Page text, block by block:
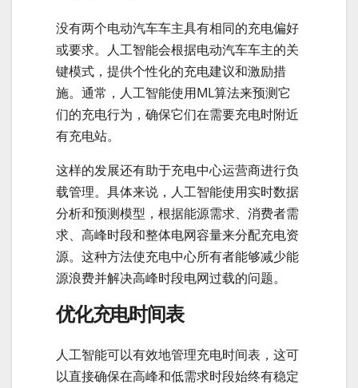
没有两个电动汽车车主具有相同的充电偏好
或要求。人工智能会根据电动汽车车主的关
键模式，提供个性化的充电建议和激励措
施。通常，人工智能使用ML算法来预测它
们的充电行为，确保它们在需要充电时附近
有充电站。
这样的发展还有助于充电中心运营商进行负
载管理。具体来说，人工智能使用实时数据
分析和预测模型，根据能源需求、消费者需
求、高峰时段和整体电网容量来分配充电资
源。这种方法使充电中心所有者能够减少能
源浪费并解决高峰时段电网过载的问题。
优化充电时间表
人工智能可以有效地管理充电时间表，这可
以直接确保在高峰和低需求时段始终有稳定